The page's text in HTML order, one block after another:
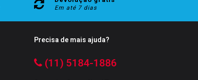
Em até 7 dias
Precisa de mais ajuda?
(11) 5184-1886